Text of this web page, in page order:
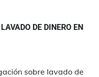
DE DINERO EN
sobre lavado de